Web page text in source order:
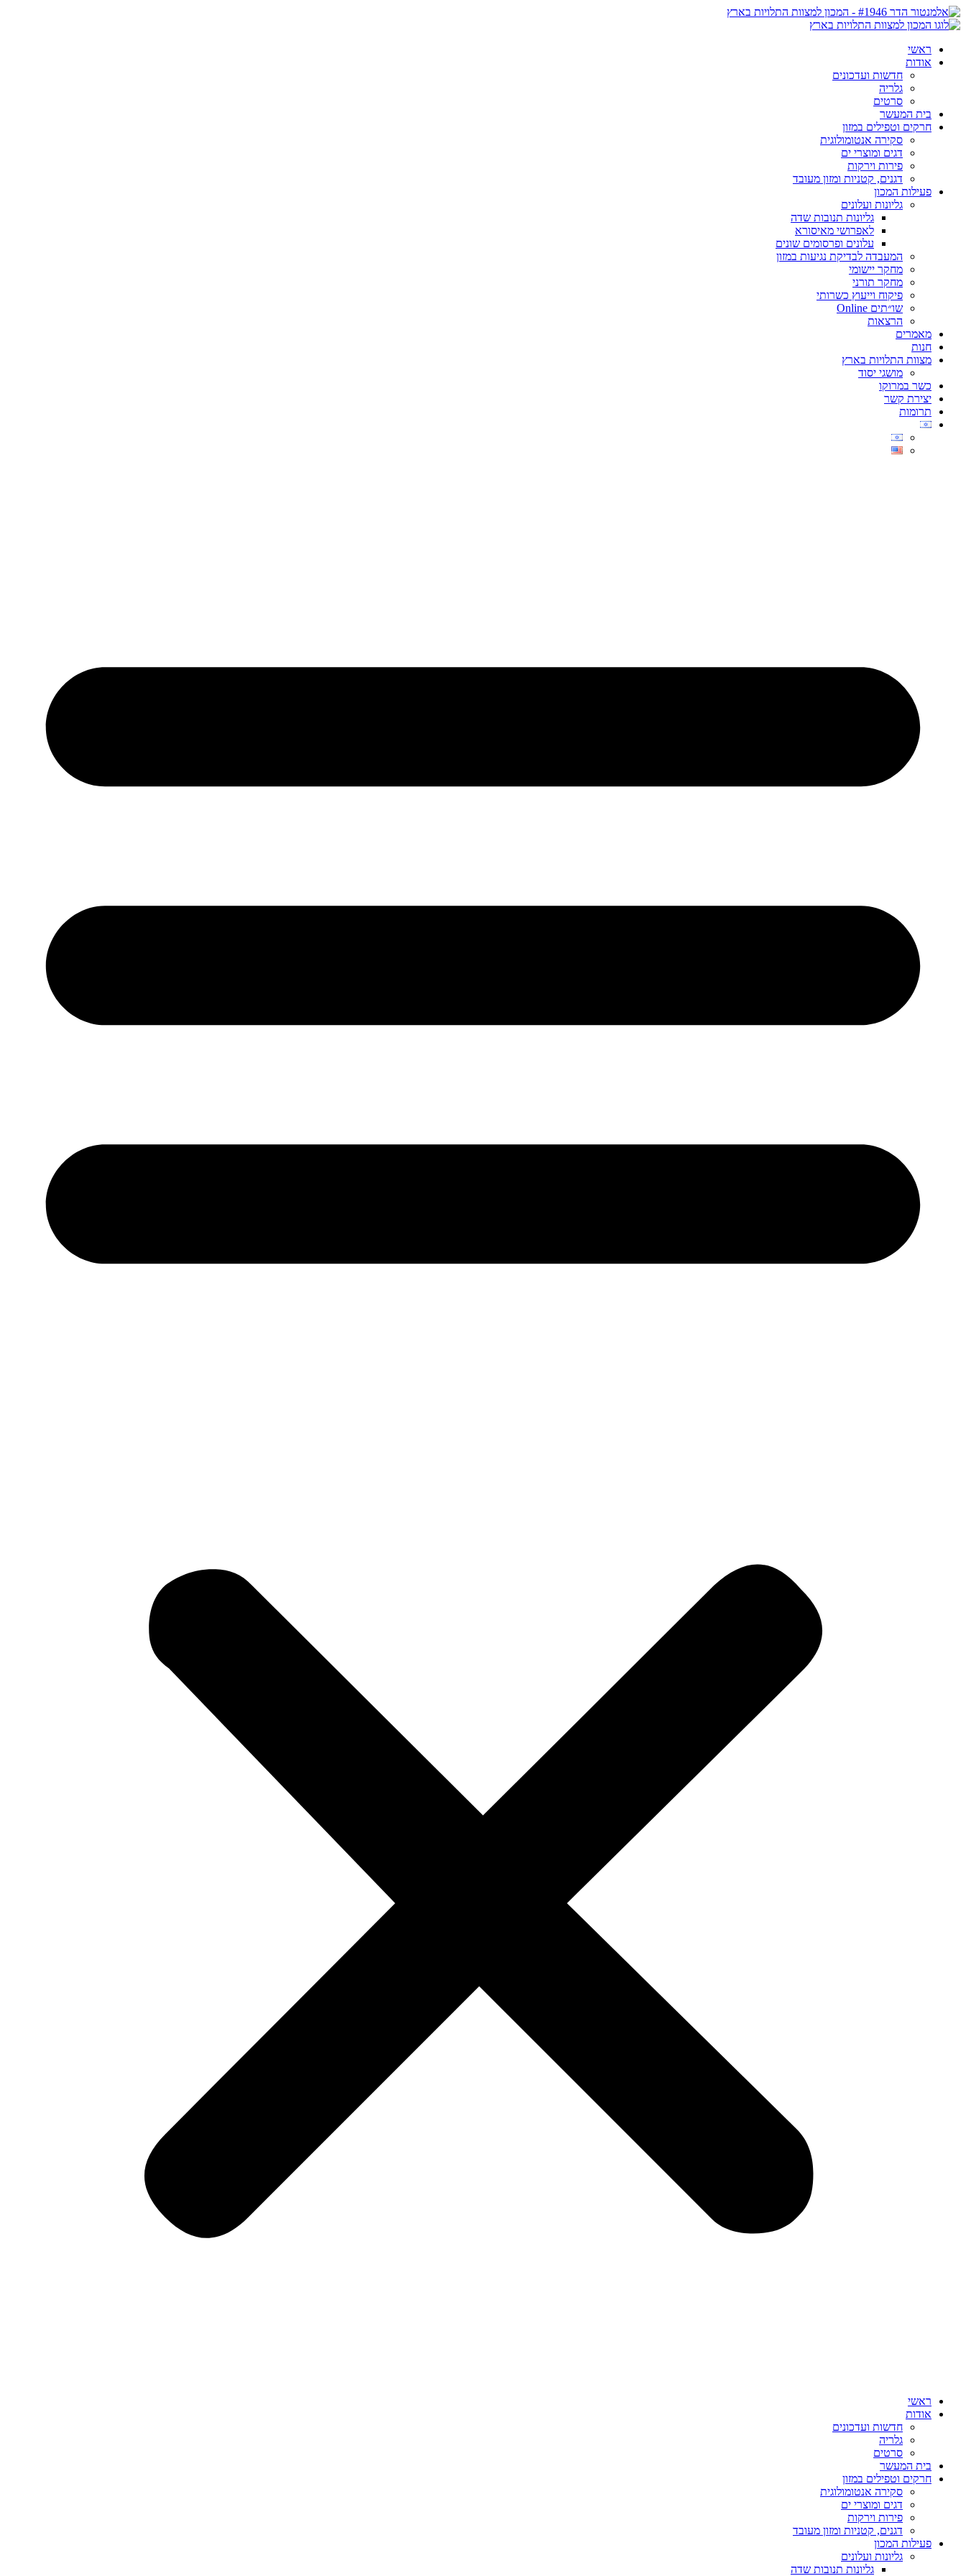
ראשי
אודות
חדשות ועדכונים
גלריה
סרטים
בית המעשר
חרקים וטפילים במזון
סקירה אנטומולוגית
דגים ומוצרי ים
פירות וירקות
דגנים, קטניות ומזון מעובד
פעילות המכון
גליונות ועלונים
גליונות תנובות שדה
לאפרושי מאיסורא
עלונים ופרסומים שונים
המעבדה לבדיקת נגיעות במזון
מחקר יישומי
מחקר תורני
פיקוח וייעוץ כשרותי
שו״תים Online
הרצאות
מאמרים
חנות
מצוות התלויות בארץ
מושגי יסוד
כשר במרוקו
יצירת קשר
תרומות
ראשי
אודות
חדשות ועדכונים
גלריה
סרטים
בית המעשר
חרקים וטפילים במזון
סקירה אנטומולוגית
דגים ומוצרי ים
פירות וירקות
דגנים, קטניות ומזון מעובד
פעילות המכון
גליונות ועלונים
גליונות תנובות שדה